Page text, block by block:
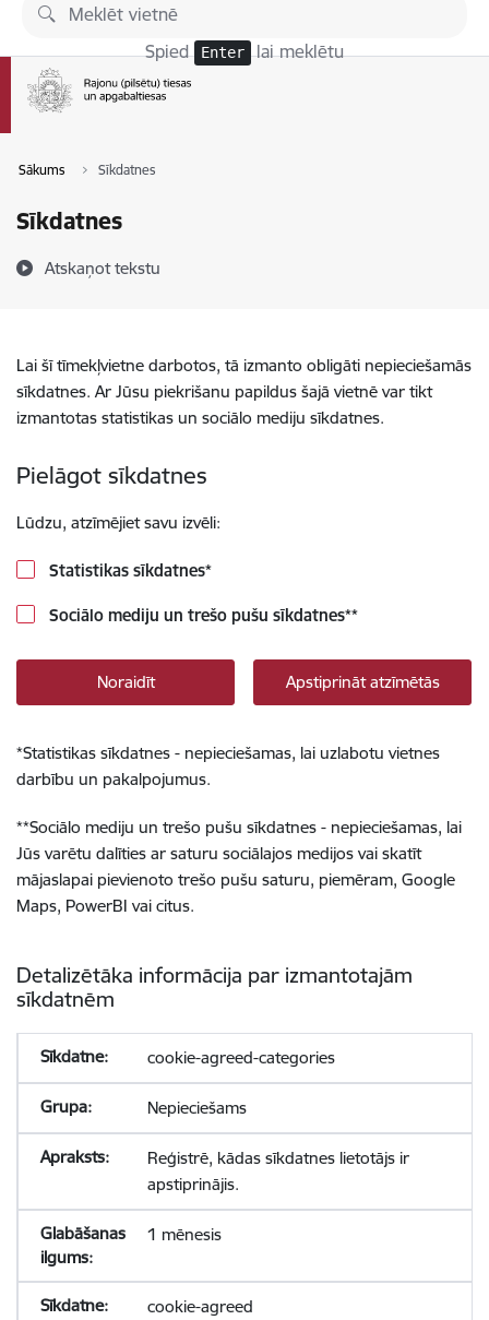
Pāriet uz lapas saturu
Spied Enter lai meklētu
Sākums Sīkdatnes
Sīkdatnes
Atskaņot tekstu
Lai šī tīmekļvietne darbotos, tā izmanto obligāti nepieciešamās
sīkdatnes. Ar Jūsu piekrišanu papildus šajā vietnē var tikt
izmantotas statistikas un sociālo mediju sīkdatnes.
Pielāgot sīkdatnes
Lūdzu, atzīmējiet savu izvēli:
Statistikas sīkdatnes*
Sociālo mediju un trešo pušu sīkdatnes**
Noraidīt Apstiprināt atzīmētās
*Statistikas sīkdatnes - nepieciešamas, lai uzlabotu vietnes
darbību un pakalpojumus.
**Sociālo mediju un trešo pušu sīkdatnes - nepieciešamas, lai
Jūs varētu dalīties ar saturu sociālajos medijos vai skatīt
mājaslapai pievienoto trešo pušu saturu, piemēram, Google
Maps, PowerBI vai citus.
Detalizētāka informācija par izmantotajām
sīkdatnēm
cookie-agreed-categories
Nepieciešams
Reģistrē, kādas sīkdatnes lietotājs ir
apstiprinājis.
1 mēnesis
cookie-agreed